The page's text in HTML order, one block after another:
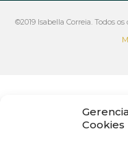
Cookies
©2019 Isabella Correia. Todos